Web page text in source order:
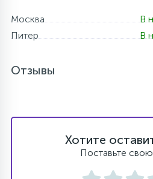
Москва
В
Питер
В
Отзывы
Хотите
Поставьте